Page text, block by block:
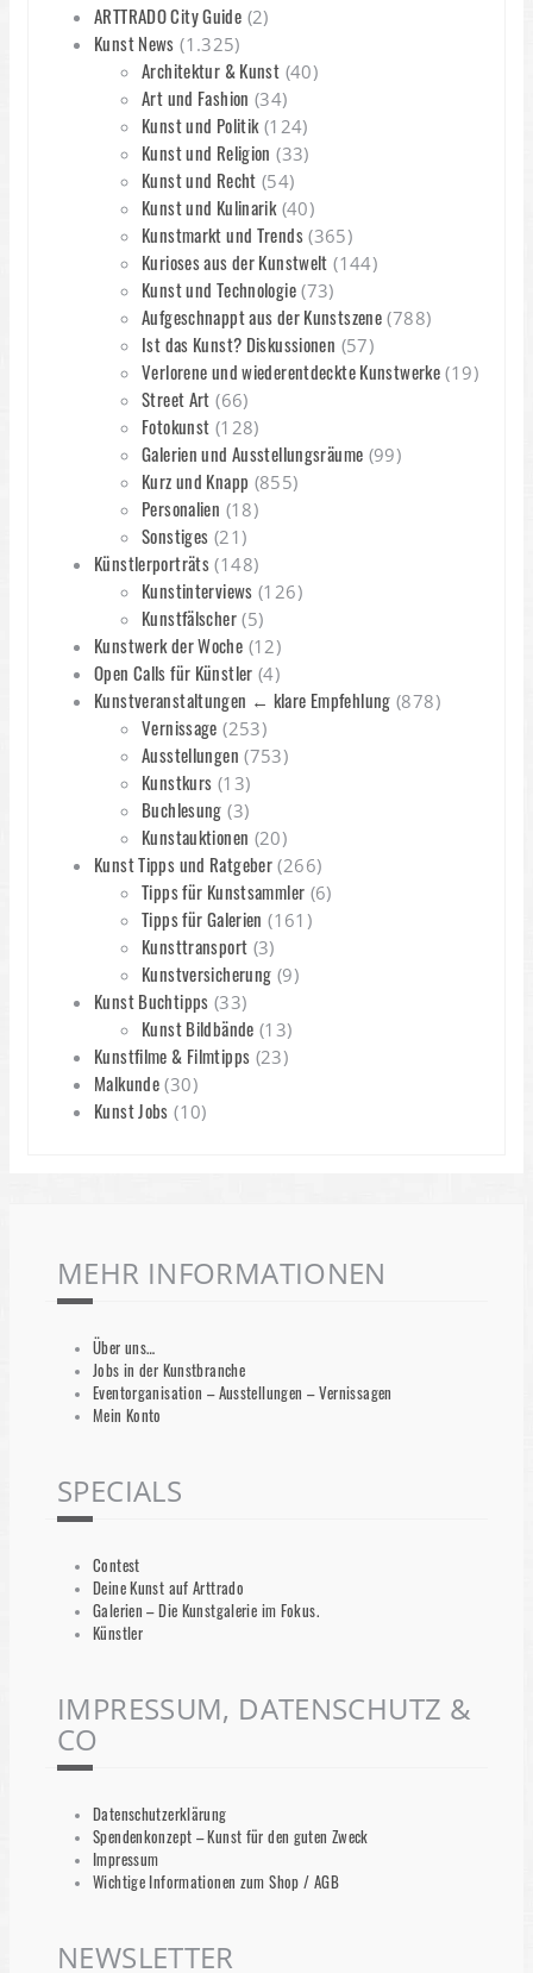
ARTTRADO City Guide (2)
Kunst News (1.325)
Architektur & Kunst (40)
Art und Fashion (34)
Kunst und Politik(124)
Kunst und Religion (33)
Kunst und Recht (54)
Kunst und Kulinarik(40)
Kunstmarkt und Trends(365)
Kurioses aus der Kunstwelt (144)
Kunst und Technologie(73)
Aufgeschnappt aus der Kunstszene (788)
Ist das Kunst? Diskussionen (57)
Verlorene und wiederentdeckte Kunstwerke (19)
Street Art (66)
Fotokunst (128)
Galerien und Ausstellungsräume (99)
Kurz und Knapp (855)
Personalien (18)
Sonstiges (21)
Künstlerporträts (148)
Kunstinterviews (126)
Kunstfälscher(5)
Kunstwerk der Woche (12)
Open Calls für Künstler (4)
Kunstveranstaltungen ← klare Empfehlung (878)
Vernissage (253)
Ausstellungen (753)
Kunstkurs (13)
Buchlesung (3)
Kunstauktionen (20)
Kunst Tipps und Ratgeber (266)
Tipps für Kunstsammler (6)
Tipps für Galerien (161)
Kunsttransport (3)
Kunstversicherung (9)
Kunst Buchtipps (33)
Kunst Bildbände (13)
Kunstfilme & Filmtipps (23)
Malkunde (30)
Kunst Jobs (10)
MEHR INFORMATIONEN
Über uns…
Jobs in der Kunstbranche
Eventorganisation – Ausstellungen – Vernissagen
Mein Konto
SPECIALS
Contest
Deine Kunst auf Arttrado
Galerien – Die Kunstgalerie im Fokus.
Künstler
IMPRESSUM, DATENSCHUTZ &
CO
Datenschutzerklärung
Spendenkonzept – Kunst für den guten Zweck
Impressum
Wichtige Informationen zum Shop / AGB
NEWSLETTER